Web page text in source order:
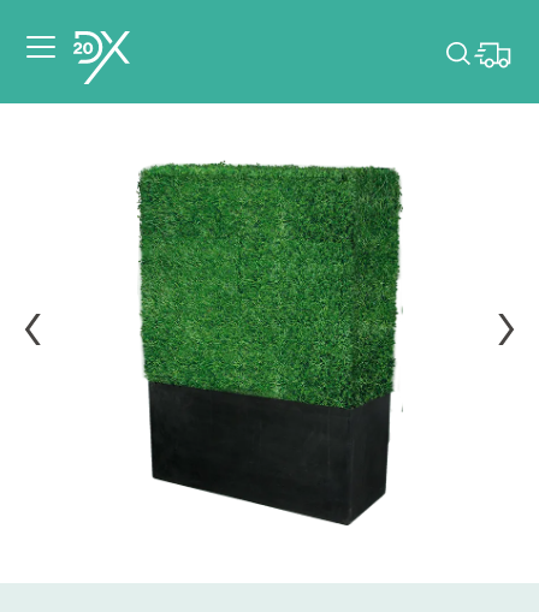
dates de votre
événement.
Choisir mes dates